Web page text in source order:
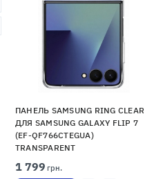
ПАНЕЛЬ SAMSUNG RING CLEAR
ДЛЯ SAMSUNG GALAXY FLIP 7
(EF-QF766CTEGUA)
TRANSPARENT
1 799 грн.